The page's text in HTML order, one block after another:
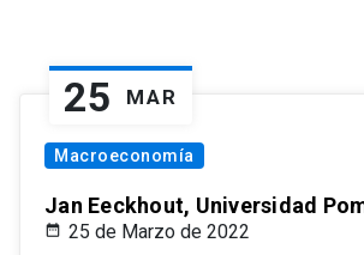
25 MAR
Macroeconomía
Jan Eeckhout, Universidad
25 de Marzo de 2022